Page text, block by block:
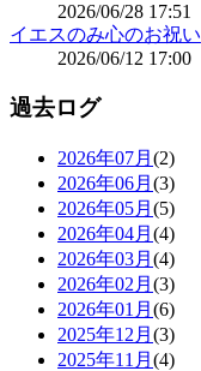
2026/06/28 17:51
イエスのみ心のお祝い
2026/06/12 17:00
過去ログ
2026年07月 (2)
2026年06月 (3)
2026年05月 (5)
2026年04月 (4)
2026年03月 (4)
2026年02月 (3)
2026年01月 (6)
2025年12月 (3)
2025年11月 (4)